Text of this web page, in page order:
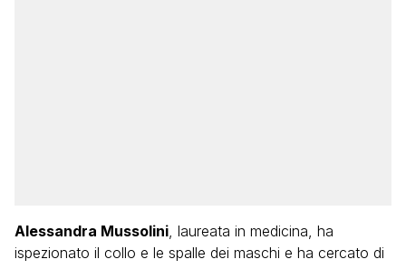
Alessandra Mussolini, laureata in medicina, ha
ispezionato il collo e le spalle dei maschi e ha cercato di